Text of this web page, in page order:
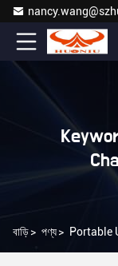
বাড়ি> পণ্য> Portable